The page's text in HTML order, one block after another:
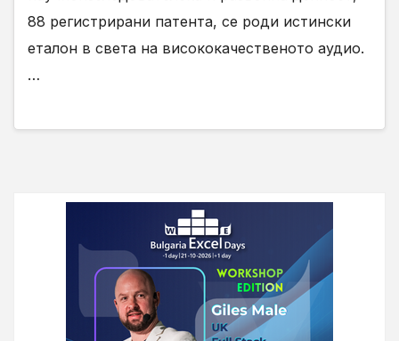
88 регистрирани патента, се роди истински
еталон в света на висококачественото аудио.
…